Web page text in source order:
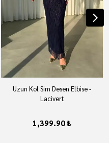
Uzun Kol Sim Desen Elbise -
Lacivert
1,399.90 ₺